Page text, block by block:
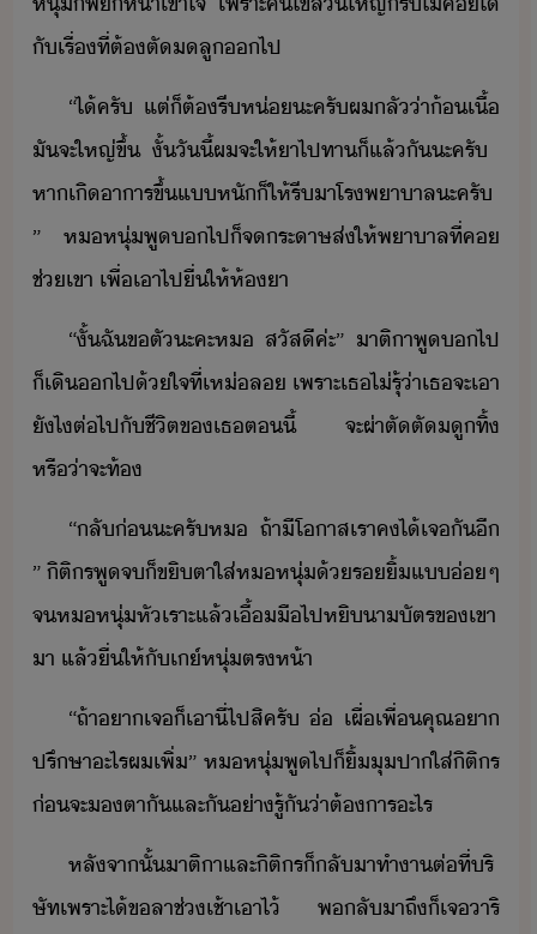
ั​เรื่​ที่​ต้​ตั​ลู​​ไป
“​ไ้​ครั​ ​แต่​็​ต้​รี​ห่​ะ​ครัผ​ลั​่า​้​เื้​
ั​จะ​ใหญ่​ขึ้​ ​ั้​ัี้​ผ​จะ​ให้า​ไป​ทา​็แล้ั​ะ​ครั​ ​
หา​เิ​าาร​ขึ้​แ​หั​็​ให้​รี​า​โรพาาล​ะ​ครั​
”​ ​ห​หุ่​พู​​ไป​็​จ​ระาษ​ส่​ให้​พาาล​ที่​ค​
ช่​เขา​ ​เพื่​เา​ไป​ื่​ให้​ห้​า
“​ั้​ฉั​ขตั​ะคะ​ห​ ​สัสี​ค่ะ​”​ ​าติ​า​พู​​ไป​
็​เิ​​ไป​้ใจ​ที่​เห่ล​ ​เพราะ​เธ​ไ่​รุ​้​่า​เธ​จะ​เา​
ัไ​ต่ไป​ั​ชีิต​ข​เธ​ตี้​ ​จะ​ผ่าตั​ตั​ู​ทิ้​
หรื่า​จะ​ท้
“​ลั​่​ะ​ครั​ห​ ​ถ้า​ีโาส​เรา​คไ้​เจั​ี​
”​ ​ิติร​พู​จ​็​ขิตา​ใส่​ห​หุ่​้​ริ้​แ​่​ๆ​
​จ​ห​หุ่​หัเราะ​แล้​เื้ื​ไป​หิ​าัตร​ข​เขา​
า​ ​แล้​ื่​ให้​ั​เ์​หุ่​ตรห้า
“​ถ้า​า​เจ​็​เา​ี่​ไป​สิค​รั​ ​่​ ​เผื่​เพื่​คุณ​า​
ปรึษา​ะไร​ผ​เพิ่​”​ ​ห​หุ่​พู​ไป​็​ิ้​ุ​ปา​ใส่​ิติร​
​่​จะ​​ตาั​และ​ั​่า​รู้ั​่า​ต้าร​ะไร
หลัจาั้​าติ​า​และ​ิติร​็​ลัา​ทำาต่​ที่​ริ
ษัท​เพราะ​ไ้​ขลา​ช่​เช้า​เาไ้​ ​พ​ลั​าถึ​็​เจ​าริ​